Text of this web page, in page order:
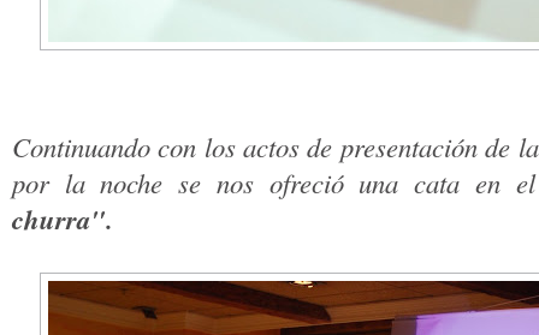
Continuando con los actos de presentación de
por la noche se nos ofreció una cata en
churra".